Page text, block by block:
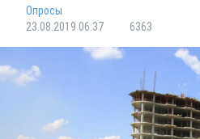
Опросы
23.08.2019 06:37
6363